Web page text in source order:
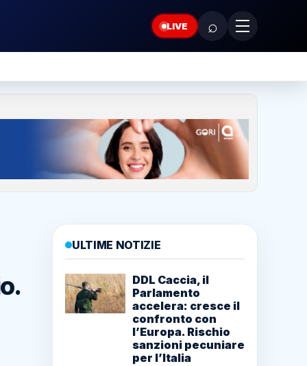
LIVE ⌕
ULTIME NOTIZIE
DDL Caccia, il
Parlamento
accelera: cresce il
confronto con
l’Europa. Rischio
sanzioni pecuniare
per l’Italia